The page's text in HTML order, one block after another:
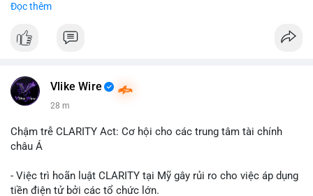
📞 WhatsApp: +1 660 215-8938
Đọc thêm
Vlike Wire
28 m
Chậm trễ CLARITY Act: Cơ hội cho các trung tâm tài chính
châu Á
- Việc trì hoãn luật CLARITY tại Mỹ gây rủi ro cho việc áp dụng
tiền điện tử bởi các tổ chức lớn.